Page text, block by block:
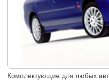
Комплектующие для любых